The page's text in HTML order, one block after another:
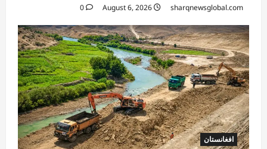
sharqnewsglobal.com
0
افغانستان